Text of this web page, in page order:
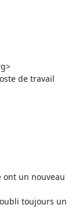
de travail
ont un nouveau
toujours un